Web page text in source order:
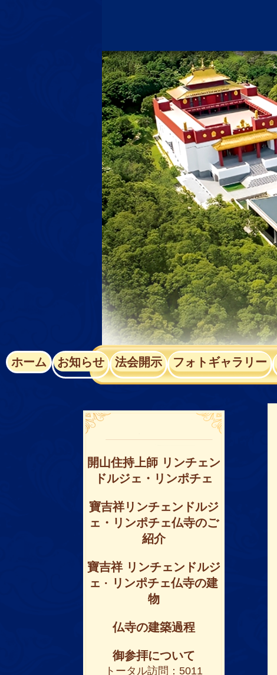
ホーム お知らせ 法会開⽰ フォトギャラリー
開山住持上師 リンチェン
ドルジェ・リンポチェ
寶吉祥リンチェンドルジ
ェ・リンポチェ仏寺のご
紹介
寶吉祥 リンチェンドルジ
ェ · リンポチェ仏寺の建
物
仏寺の建築過程
御参拝について
トータル訪問：5011